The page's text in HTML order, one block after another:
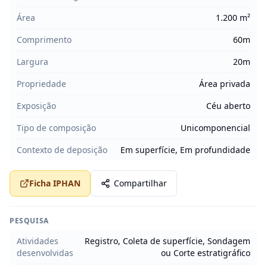
Área
1.200 m²
Comprimento
60m
Largura
20m
Propriedade
Área privada
Exposição
Céu aberto
Tipo de composição
Unicomponencial
Contexto de deposição
Em superfície, Em profundidade
Ficha IPHAN Compartilhar
PESQUISA
Atividades
desenvolvidas
Registro, Coleta de superfície, Sondagem
ou Corte estratigráfico